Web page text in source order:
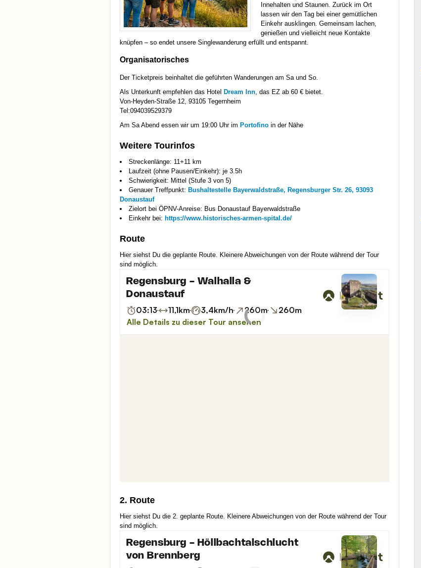
Innehalten und Staunen. Zurück im Ort
lassen wir den Tag bei einer gemütlichen
Einkehr ausklingen. Gemeinsam lachen,
genießen und vielleicht neue Kontakte
knüpfen – so endet unsere Singlewanderung erfüllt und entspannt.
Organisatorisches
Der Ticketpreis beinhaltet die geführten Wanderungen am Sa und So.
Als Unterkunft empfehlen das Hotel Dream Inn , das EZ ab 60 € bietet.
Von-Heyden-Straße 12, 93105 Tegernheim
Tel:094039529379
Am Sa Abend essen wir um 19:00 Uhr im Portofino in der Nähe
Weitere Tourinfos
Streckenlänge: 11+11 km
Laufzeit (ohne Pausen/Einkehr): je 3.5h
Schwierigkeit: Mittel (Stufe 3 von 5)
Genauer Treffpunkt: Bushaltestelle Bayerwaldstraße, Regensburger Str. 26, 93093
Donaustauf
Zielort bei ÖPNV-Anreise: Bus Donaustauf Bayerwaldstraße
Einkehr bei: https://www.historisches-armen-spital.de/
Route
Hier siehst Du die geplante Route. Kleinere Abweichungen von der Route während der Tour
sind möglich.
2. Route
Hier siehst Du die 2. geplante Route. Kleinere Abweichungen von der Route während der Tour
sind möglich.